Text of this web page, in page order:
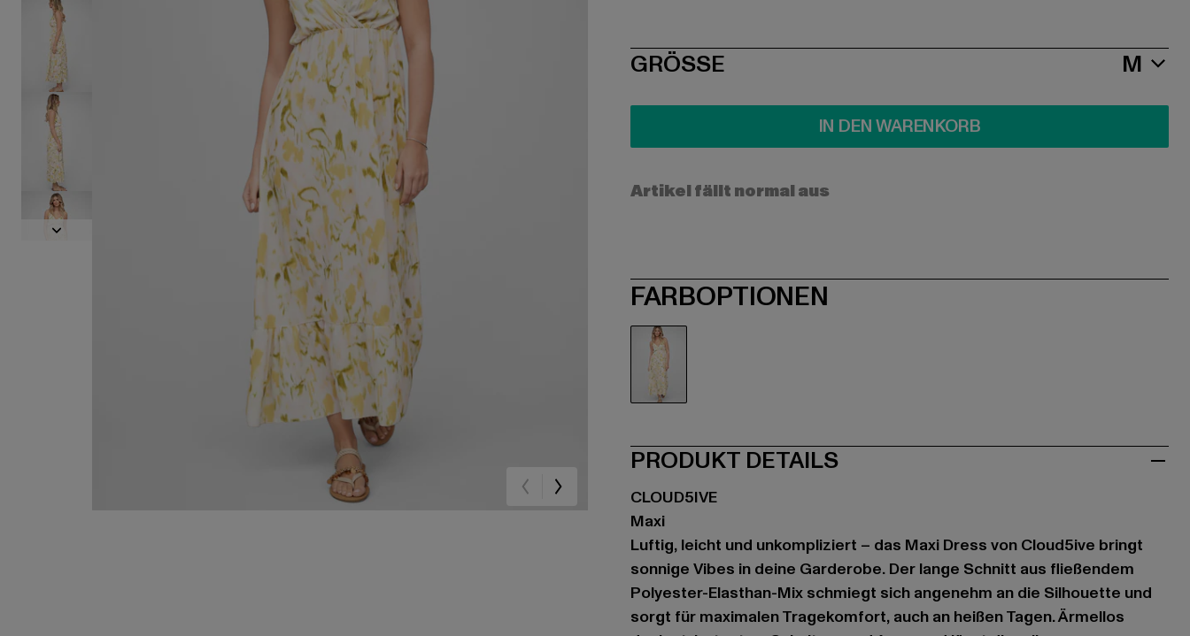
SIZE
GRÖSSE M
IN DEN WARENKORB
Artikel fällt normal aus
FARBOPTIONEN
PRODUKT DETAILS
CLOUD5IVE
Maxi
Luftig, leicht und unkompliziert – das Maxi Dress von Cloud5ive bringt
sonnige Vibes in deine Garderobe. Der lange Schnitt aus fließendem
Polyester-Elasthan-Mix schmiegt sich angenehm an die Silhouette und
sorgt für maximalen Tragekomfort, auch an heißen Tagen. Ärmellos